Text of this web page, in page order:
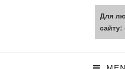
opt-
Для
сайту: